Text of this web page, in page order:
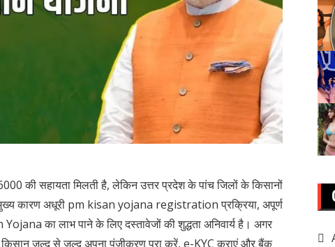
की सहायता मिलती है, लेकिन उत्तर प्रदेश के पांच जिलों के किसानों
कारण अधूरी pm kisan yojana registration प्रक्रिया, अपूर्ण
का लाभ पाने के लिए दस्तावेजों की शुद्धता अनिवार्य है। अगर
किसान जल्द से जल्द अपना पंजीकरण पूरा करें, e-KYC कराएं और बैंक